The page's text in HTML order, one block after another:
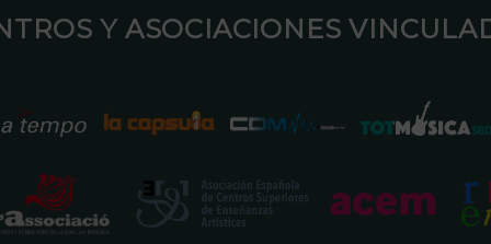
Y ASOCIACIONES